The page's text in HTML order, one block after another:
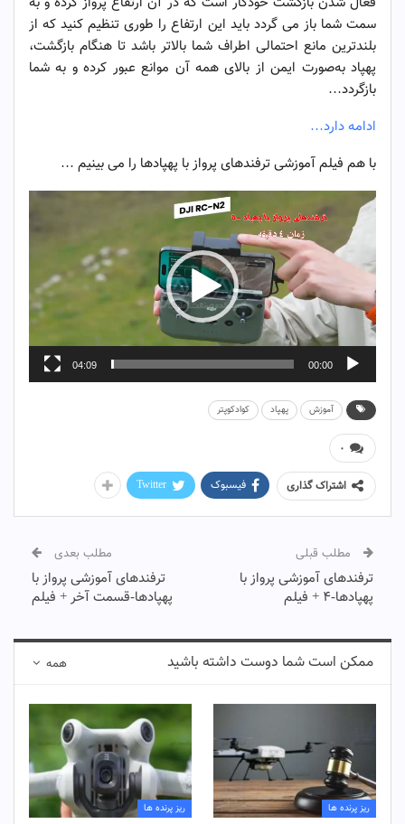
سمت شما باز می گردد باید این ارتفاع را طوری تنظیم کنید که از
بلندترین مانع احتمالی اطراف شما بالاتر باشد تا هنگام بازگشت،
پهپاد به‌صورت ایمن از بالای همه آن موانع عبور کرده و به شما
بازگردد…
ادامه دارد…
با هم فیلم آموزشی ترفندهای پرواز با پهپادها را می بینیم …
نمایشگر
ویدیو
00:00
04:09
آموزش پهپاد کوادکوپتر
۰
اشتراک گذاری فیسبوک Twitter
مطلب قبلی
ترفندهای آموزشی پرواز با
پهپادها-۴ + فیلم
مطلب بعدی
ترفندهای آموزشی پرواز با
پهپادها-قسمت آخر + فیلم
همه ممکن است شما دوست داشته باشید
ریز پرنده ها ریز پرنده ها